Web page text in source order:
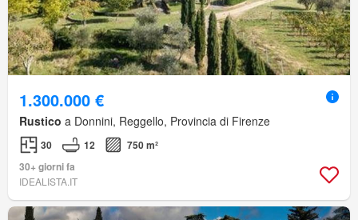
1.300.000 €
Rustico a Donnini, Reggello, Provincia di Firenze
30 12
750 m²
30+ giorni fa
IDEALISTA.IT